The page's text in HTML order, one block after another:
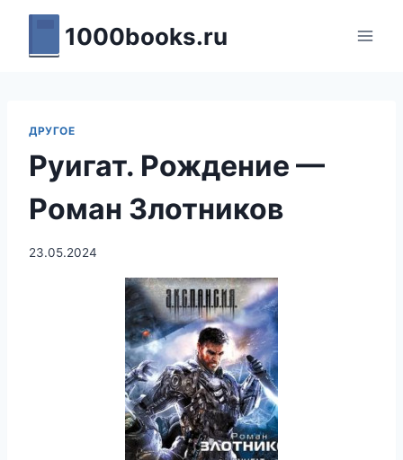
Перейти
содержимому
1000books.ru
ДРУГОЕ
Руигат. Рождение —
Роман Злотников
23.05.2024